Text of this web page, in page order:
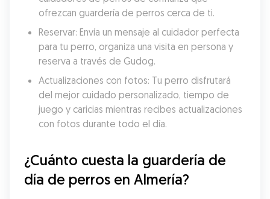
ofrezcan guardería de perros cerca de ti.
Reservar: Envía un mensaje al cuidador perfecta
para tu perro, organiza una visita en persona y
reserva a través de Gudog.
Actualizaciones con fotos: Tu perro disfrutará
del mejor cuidado personalizado, tiempo de
juego y caricias mientras recibes actualizaciones
con fotos durante todo el día.
¿Cuánto cuesta la guardería de
día de perros en Almería?